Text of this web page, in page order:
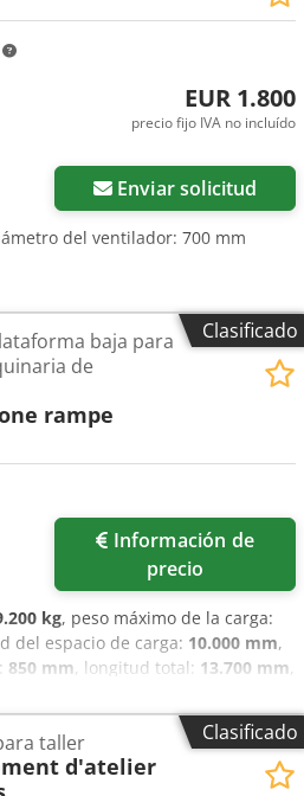
EUR 1.800
precio fijo IVA no incluído
Enviar solicitud
del ventilador: 700 mm
Clasificado
baja para
de
rampe
precio
kg, peso máximo de la carga:
del espacio de carga: 10.000 mm,
850 mm, longitud total: 13.700 mm,
ABS, elevador trasero,
inmediata, sujeto a disponibilidad,
de 10 metros de longitud, altura
Clasificado
taller
d'atelier